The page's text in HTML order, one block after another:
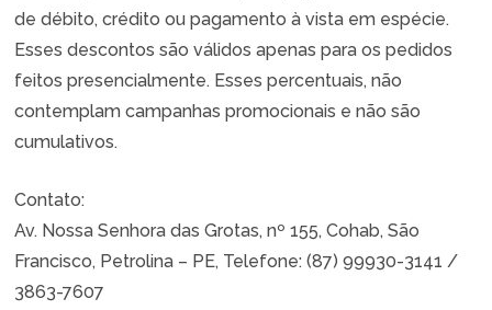
de débito, crédito ou pagamento à vista em espécie.
Esses descontos são válidos apenas para os pedidos
feitos presencialmente. Esses percentuais, não
contemplam campanhas promocionais e não são
cumulativos.
Contato:
Av. Nossa Senhora das Grotas, nº 155, Cohab, São
Francisco, Petrolina – PE, Telefone: (87) 99930-3141 /
3863-7607